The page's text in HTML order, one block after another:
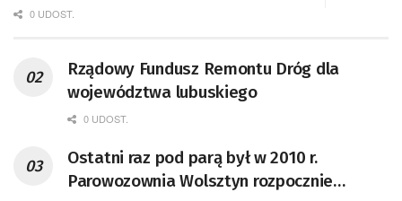
0 UDOST.
Rządowy Fundusz Remontu Dróg dla
województwa lubuskiego
0 UDOST.
Ostatni raz pod parą był w 2010 r.
Parowozownia Wolsztyn rozpocznie